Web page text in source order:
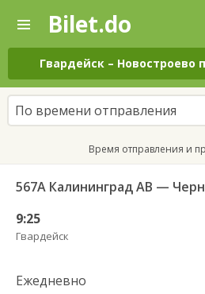
—
Поиск
и
покупка
билетов
на
автобус
онлайн
Bilet.do
Гвардейск – Новостроево
По времени отправления
Время отправления и
9:25
Гвардейск
Ежедневно